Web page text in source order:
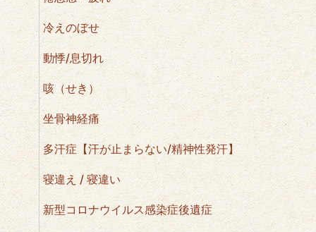
冷えのぼせ
動悸/息切れ
咳（せき）
坐骨神経痛
多汗症【汗が止まらない/精神性発汗】
寝違え / 寝違い
新型コロナウイルス感染症後遺症